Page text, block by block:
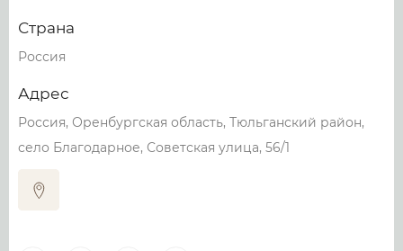
Страна
Россия
Адрес
Россия, Оренбургская область, Тюльганский район,
село Благодарное, Советская улица, 56/1